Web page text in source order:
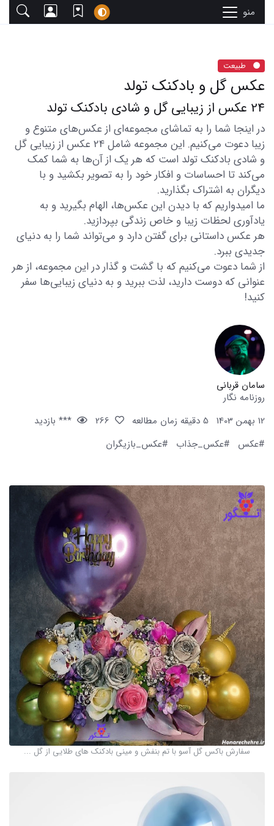
منو
طبیعت
عکس گل و بادکنک تولد
24 عکس از زیبایی گل و شادی بادکنک تولد
در اینجا شما را به تماشای مجموعه‌ای از عکس‌های متنوع و
زیبا دعوت می‌کنیم. این مجموعه شامل 24 عکس از زیبایی گل
و شادی بادکنک تولد است که هر یک از آن‌ها به شما کمک
می‌کند تا احساسات و افکار خود را به تصویر بکشید و با
دیگران به اشتراک بگذارید.
ما امیدواریم که با دیدن این عکس‌ها، الهام بگیرید و به
یادآوری لحظات زیبا و خاص زندگی بپردازید.
هر عکس داستانی برای گفتن دارد و می‌تواند شما را به دنیای
جدیدی ببرد.
از شما دعوت می‌کنیم که با گشت و گذار در این مجموعه، از هر
عنوانی که دوست دارید، لذت ببرید و به دنیای زیبایی‌ها سفر
کنید!
سامان قربانی
روزنامه نگار
12 بهمن 1403
5 دقیقه زمان مطالعه
*** بازدید
#عکس
#عکس_جذاب #عکس_بازیگران
سفارش باکس گل آسو با تم بنفش و مینی بادکنک های طلایی از گل ...